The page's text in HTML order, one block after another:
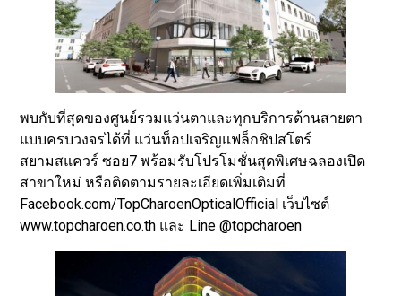
พบกับที่สุดของศูนย์รวมแว่นตาและทุกบริการด้านสายตา
แบบครบวงจรได้ที่ แว่นท็อปเจริญแฟล็กชิปสโตร์
สยามสแควร์ ซอย7 พร้อมรับโปรโมชั่นสุดพิเศษฉลองเปิด
สาขาใหม่ หรือติดตามรายละเอียดเพิ่มเติมที่
Facebook.com/TopCharoenOpticalOfficial เว็บไซต์
www.topcharoen.co.th และ Line @topcharoen